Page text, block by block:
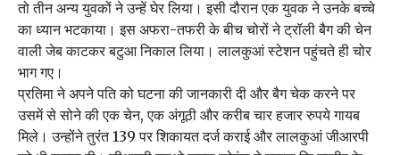
तो तीन अन्य युवकों ने उन्हें घेर लिया। इसी दौरान एक युवक ने उनके बच्चे
का ध्यान भटकाया। इस अफरा-तफरी के बीच चोरों ने ट्रॉली बैग की चेन
वाली जेब काटकर बटुआ निकाल लिया। लालकुआं स्टेशन पहुंचते ही चोर
भाग गए।
प्रतिमा ने अपने पति को घटना की जानकारी दी और बैग चेक करने पर
उसमें से सोने की एक चेन, एक अंगूठी और करीब चार हजार रुपये गायब
मिले। उन्होंने तुरंत 139 पर शिकायत दर्ज कराई और लालकुआं जीआरपी